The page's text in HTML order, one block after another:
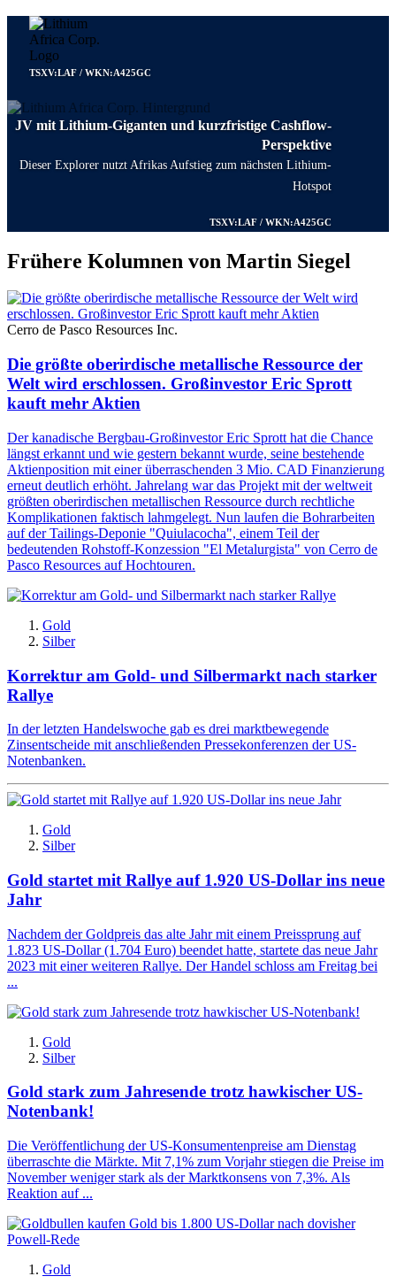
TSXV:LAF / WKN:A425GC
JV mit Lithium-Giganten und kurzfristige Cashflow-
Perspektive
Dieser Explorer nutzt Afrikas Aufstieg zum nächsten Lithium-
Hotspot
TSXV:LAF / WKN:A425GC
Frühere Kolumnen von Martin Siegel
Cerro de Pasco Resources Inc.
Die größte oberirdische metallische Ressource der
Welt wird erschlossen. Großinvestor Eric Sprott
kauft mehr Aktien
Der kanadische Bergbau-Großinvestor Eric Sprott hat die Chance
längst erkannt und wie gestern bekannt wurde, seine bestehende
Aktienposition mit einer überraschenden 3 Mio. CAD Finanzierung
erneut deutlich erhöht. Jahrelang war das Projekt mit der weltweit
größten oberirdischen metallischen Ressource durch rechtliche
Komplikationen faktisch lahmgelegt. Nun laufen die Bohrarbeiten
auf der Tailings-Deponie "Quiulacocha", einem Teil der
bedeutenden Rohstoff-Konzession "El Metalurgista" von Cerro de
Pasco Resources auf Hochtouren.
Gold
Silber
Korrektur am Gold- und Silbermarkt nach starker
Rallye
In der letzten Handelswoche gab es drei marktbewegende
Zinsentscheide mit anschließenden Pressekonferenzen der US-
Notenbanken.
Gold
Silber
Gold startet mit Rallye auf 1.920 US-Dollar ins neue
Jahr
Nachdem der Goldpreis das alte Jahr mit einem Preissprung auf
1.823 US-Dollar (1.704 Euro) beendet hatte, startete das neue Jahr
2023 mit einer weiteren Rallye. Der Handel schloss am Freitag bei
...
Gold
Silber
Gold stark zum Jahresende trotz hawkischer US-
Notenbank!
Die Veröffentlichung der US-Konsumentenpreise am Dienstag
überraschte die Märkte. Mit 7,1% zum Vorjahr stiegen die Preise im
November weniger stark als der Marktkonsens von 7,3%. Als
Reaktion auf ...
Gold